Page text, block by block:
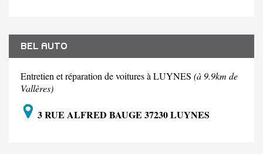
BEL AUTO
Entretien et réparation de voitures à LUYNES (à 9.9km de
Vallères)
3 RUE ALFRED BAUGE 37230 LUYNES